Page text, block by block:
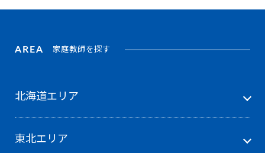
AREA 家庭教師を探す
北海道エリア
東北エリア